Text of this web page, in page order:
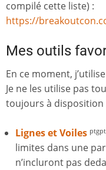
compilé cette liste) :
https://
Mes outils
En ce moment,
Je ne les utilise pas
toujours à disposition
Lignes et Voiles
limites dans une
n’incluront pas